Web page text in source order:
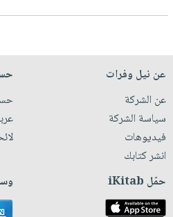
عن نيل وفرات
عن الشركة
سياسة الشركة
فيديوهات
انشر كتابك
حمّل iKitab